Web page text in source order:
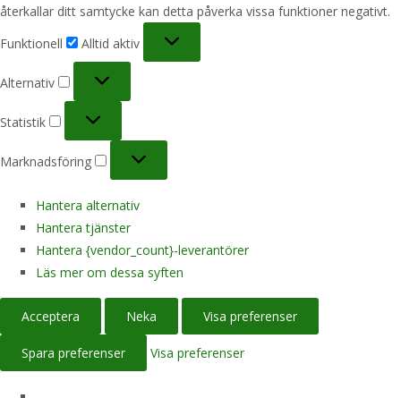
återkallar ditt samtycke kan detta påverka vissa funktioner negativt.
Funktionell
Alltid aktiv
Alternativ
Statistik
Marknadsföring
Hantera alternativ
Hantera tjänster
Hantera {vendor_count}-leverantörer
Läs mer om dessa syften
Acceptera Neka Visa preferenser
Spara preferenser Visa preferenser